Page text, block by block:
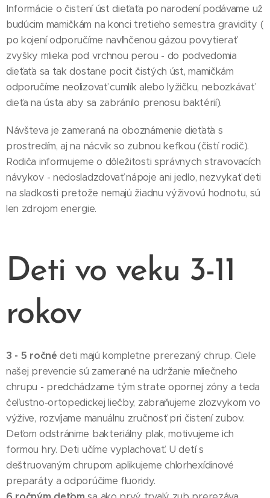
Informácie o čistení úst dieťaťa po narodení podávame už
budúcim mamičkám na konci tretieho semestra gravidity (
po kojení odporučíme navlhčenou gázou povytierať
zvyšky mlieka pod vrchnou perou - do podvedomia
dieťaťa sa tak dostane pocit čistých úst, mamičkám
odporučíme neolizovať cumlík alebo lyžičku, nebozkávať
dieťa na ústa aby sa zabránilo prenosu baktérií).
Návšteva je zameraná na oboznámenie dieťaťa s
prostredím, aj na nácvik so zubnou kefkou (čistí rodič).
Rodiča informujeme o dôležitosti správnych stravovacích
návykov - nedosladzdovať nápoje ani jedlo, nezvykať deti
na sladkosti pretože nemajú žiadnu výživovú hodnotu, sú
len zdrojom energie.
Deti vo veku 3-11
rokov
3 - 5 ročné deti majú kompletne prerezaný chrup. Ciele
našej prevencie sú zamerané na udržanie mliečneho
chrupu - predchádzame tým strate opornej zóny a teda
čeľustno-ortopedickej liečby, zabraňujeme zlozvykom vo
výžive, rozvíjame manuálnu zručnosť pri čistení zubov.
Deťom odstránime bakteriálny plak, motivujeme ich
formou hry. Deti učíme vyplachovať. U detí s
deštruovaným chrupom aplikujeme chlorhexídinové
preparáty a odporúčime fluoridy.